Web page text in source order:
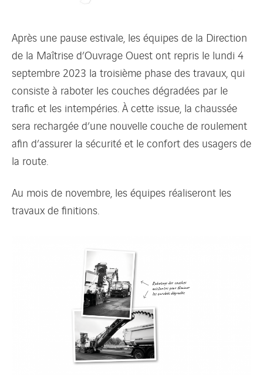
Après une pause estivale, les équipes de la Direction
de la Maîtrise d’Ouvrage Ouest ont repris le lundi 4
septembre 2023 la troisième phase des travaux, qui
consiste à raboter les couches dégradées par le
trafic et les intempéries. À cette issue, la chaussée
sera rechargée d’une nouvelle couche de roulement
afin d’assurer la sécurité et le confort des usagers de
la route.
Au mois de novembre, les équipes réaliseront les
travaux de finitions.